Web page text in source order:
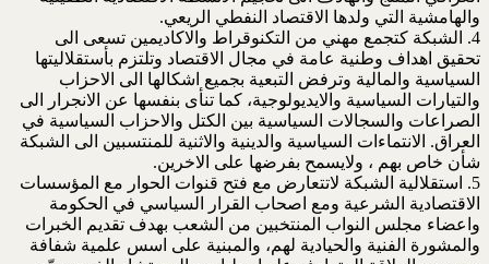
والهامشية التي ولدها الاقتصاد النفطي الريعي.
4. الشبكة كتجمع مهني من التكنوقراط والاكاديمين تسعى الى
تحقيق اهداف وطنية عامة في مجال الاقتصاد وتلتزم بأستقلاليتها
السياسية والمالية وترفض التبعية بجميع اشكالها الى الاحزاب
والتيارات السياسية والايديولوجية، كما تنأى بنفسها عن الانجرار الى
الصراعات والسجالات السياسية بين الكتل والاحزاب السياسية في
العراق. الانتماءات السياسية والدينية والاثنية للمنتسبين الى الشبكة
شأن خاص بهم ، ولايسمح بفرضها على الاخرين.
5. استقلالية الشبكة لاتتعارض مع فتح قنوات الحوار مع المؤسسات
الاقتصادية الشرعية ومع اصحاب القرار السياسي في الحكومة
واعضاء مجلس النواب المنتخبين من الشعب بهدف تقديم الخبرات
والمشورة الفنية والحيادية لهم، والمبنية على اسس علمية شفافة